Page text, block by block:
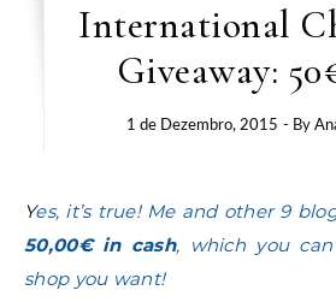
International
Giveaway:
1 de Dezembro, 2015 - By
Yes, it’s true! Me and other 9
50,00€ in cash, which you
shop you want!